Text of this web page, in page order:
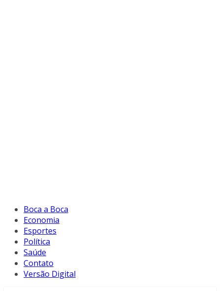
Boca a Boca
Economia
Esportes
Política
Saúde
Contato
Versão Digital